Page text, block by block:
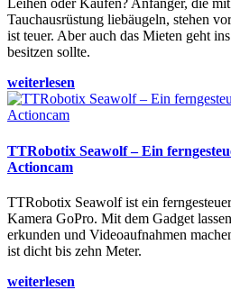
Leihen oder Kaufen? Anfänger, die
Tauchausrüstung liebäugeln, stehen
ist teuer. Aber auch das Mieten geht
besitzen sollte.
weiterlesen
TTRobotix Seawolf – Ein
Actioncam
TTRobotix Seawolf ist ein
Kamera GoPro. Mit dem Gadget
erkunden und Videoaufnahmen
ist dicht bis zehn Meter.
weiterlesen